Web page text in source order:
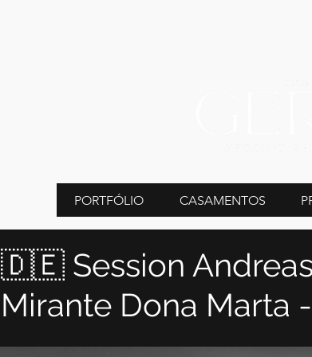
PORTFÓLIO CASAMENTOS
🇩🇪 Session Andreas
Mirante Dona Marta